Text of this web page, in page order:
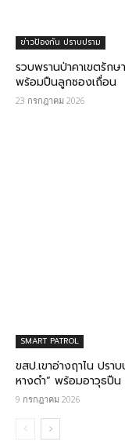
ข่าวป้องกัน ปราบปราม
รวบพรานป่าคาเขตรักษ
พร้อมปืนลูกซองเถื่อน
23 กรกฎาคม 2026
SMART PATROL
ขสป.เขาอ่างฤาไน ปรา
หางดำ” พร้อมอาวุธปืน
9 กรกฎาคม 2026